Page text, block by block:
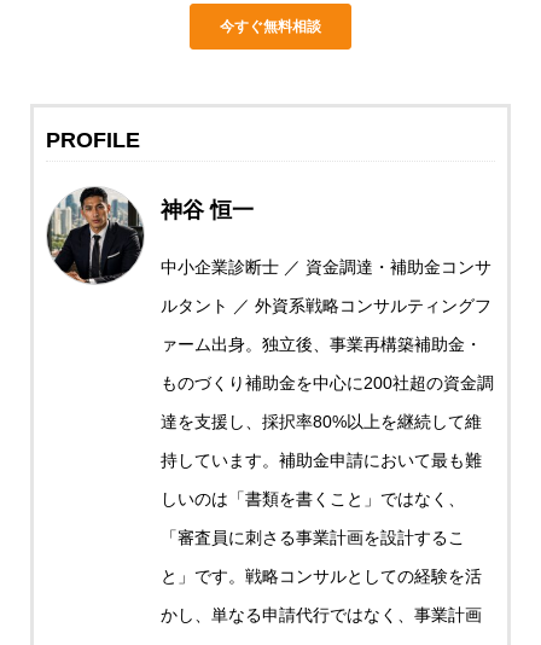
PROFILE
神谷 恒一
中小企業診断士 ／ 資金調達・補助金コンサ
ルタント ／ 外資系戦略コンサルティングフ
ァーム出身。独立後、事業再構築補助金・
ものづくり補助金を中心に200社超の資金調
達を支援し、採択率80%以上を継続して維
持しています。補助金申請において最も難
しいのは「書類を書くこと」ではなく、
「審査員に刺さる事業計画を設計するこ
と」です。戦略コンサルとしての経験を活
かし、単なる申請代行ではなく、事業計画
お問い合わせ LINE相談